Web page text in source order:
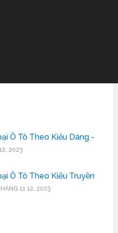
Ô Tô Theo Kiểu Dáng -
2023
Ô Tô Theo Kiểu Truyền
11 12, 2023